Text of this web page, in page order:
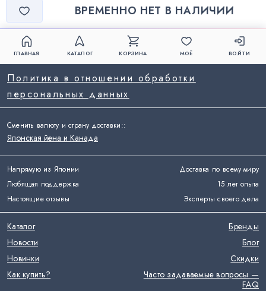
ВРЕМЕННО НЕТ В НАЛИЧИИ
ГЛАВНАЯ КАТАЛОГ КОРЗИНА МОЁ ВОЙТИ
Напрямую из Японии
Доставка по всему миру
Любящая поддержка
15 лет опыта
Настоящие отзывы
Эксперты своего дела
Политика в отношении обработки
персональных данных
Каталог
Бренды
Новости
Блог
Новинки
Скидки
Как купить?
Часто задаваемые вопросы —
FAQ
Сменить валюту и страну доставки::
Японская йена и Канада